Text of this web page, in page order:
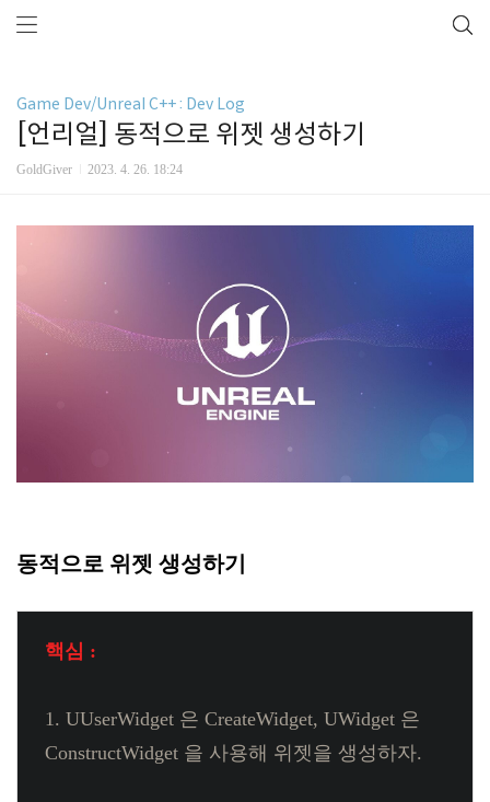
Game Dev/Unreal C++ : Dev Log
[언리얼] 동적으로 위젯 생성하기
GoldGiver 2023. 4. 26. 18:24
동적으로 위젯 생성하기
핵심 :
1. UUserWidget 은 CreateWidget, UWidget 은
ConstructWidget 을 사용해 위젯을 생성하자.